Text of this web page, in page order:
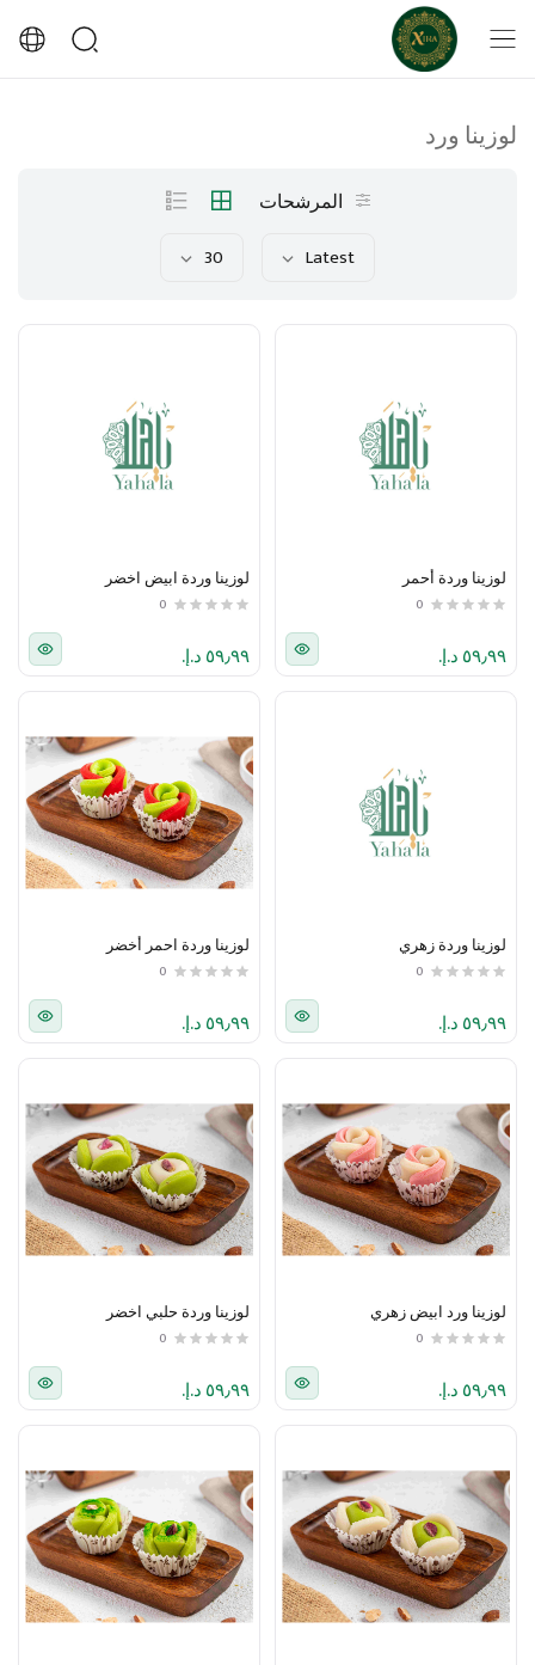
لوزينا ورد
المرشحات
Latest
30
لوزينا وردة أحمر
0
٥٩٫٩٩ د.إ.‏
لوزينا وردة ابيض اخضر
0
٥٩٫٩٩ د.إ.‏
لوزينا وردة زهري
0
٥٩٫٩٩ د.إ.‏
لوزينا وردة احمر أخضر
0
٥٩٫٩٩ د.إ.‏
لوزينا ورد ابيض زهري
0
٥٩٫٩٩ د.إ.‏
لوزينا وردة حلبي اخضر
0
٥٩٫٩٩ د.إ.‏